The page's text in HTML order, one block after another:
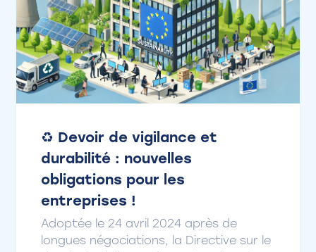
♻️ Devoir de vigilance et
durabilité : nouvelles
obligations pour les
entreprises !
Adoptée le 24 avril 2024 après de
longues négociations, la Directive sur le